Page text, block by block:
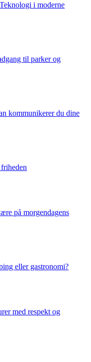
i moderne
til parker og
kommunikerer du dine
på morgendagens
eller gastronomi?
med respekt og